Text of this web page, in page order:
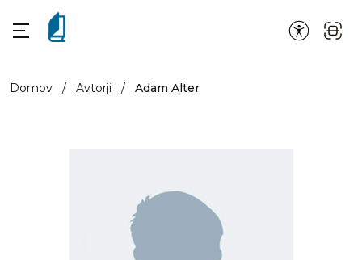
Domov / Avtorji / Adam Alter